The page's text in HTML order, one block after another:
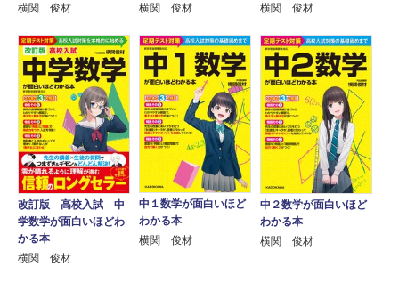
横関 俊材
横関 俊材
横関 俊材
改訂版 高校入試 中
学数学が面白いほどわ
かる本
横関 俊材
中１数学が面白いほど
わかる本
横関 俊材
中２数学が面白いほど
わかる本
横関 俊材